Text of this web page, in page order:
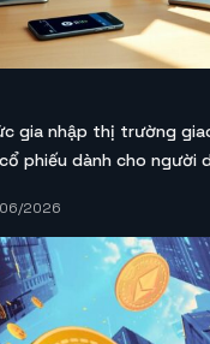
gia nhập thị trường
phiếu dành cho người
2026